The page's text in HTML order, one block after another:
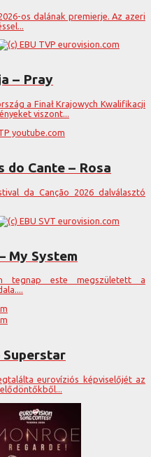
os dalának premierje. Az azeri
– Pray
a Finał Krajowych Kwalifikacji
viszont...
do Cante – Rosa
da Canção 2026 dalválasztó
My System
este megszületett a
Superstar
eurovíziós képviselőjét az